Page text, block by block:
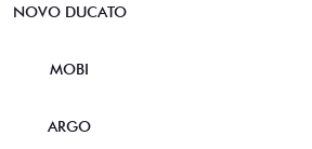
NOVO DUCATO
MOBI
ARGO